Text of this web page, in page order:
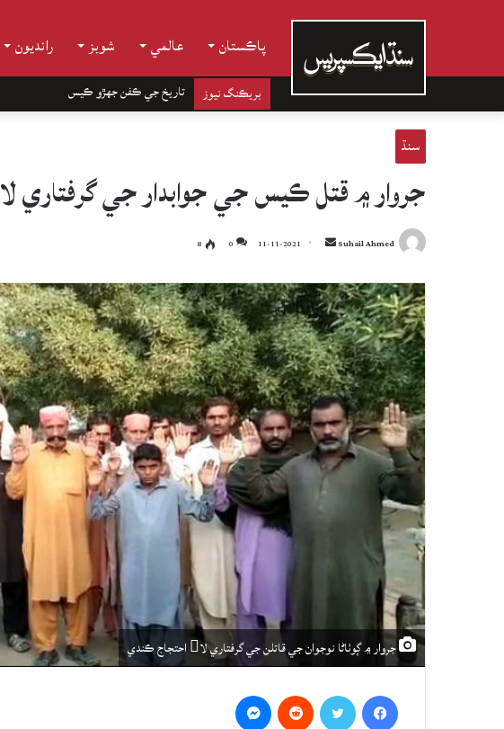
پاڪستان عالمي شوبز رانديون
بريڪنگ نيوز تاريخ جي ڪفن جھڙو ڪيس
سنڌ
جروار ۾ قتل ڪيس جي جوابدار جي گرفتاري لا احتجاج
Suhail Ahmed
Send
email
11-11-2021
0
8
جروار ۾ ڳوٺاڻا نوجوان جي قاتلن جي گرفتاري لا احتجاج ڪندي